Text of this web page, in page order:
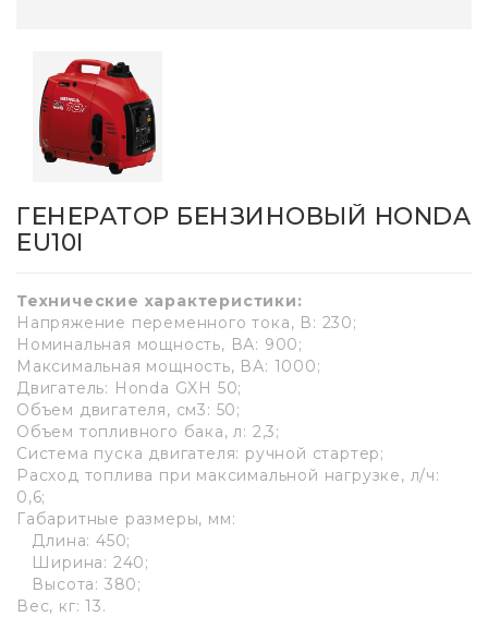
ГЕНЕРАТОР БЕНЗИНОВЫЙ HONDA
EU10I
Технические характеристики:
Напряжение переменного тока, В: 230;
Номинальная мощность, ВА: 900;
Максимальная мощность, ВА: 1000;
Двигатель: Honda GXH 50;
Объем двигателя, см3: 50;
Объем топливного бака, л: 2,3;
Система пуска двигателя: ручной стартер;
Расход топлива при максимальной нагрузке, л/ч:
0,6;
Габаритные размеры, мм:
Длина: 450;
Ширина: 240;
Высота: 380;
Вес, кг: 13.